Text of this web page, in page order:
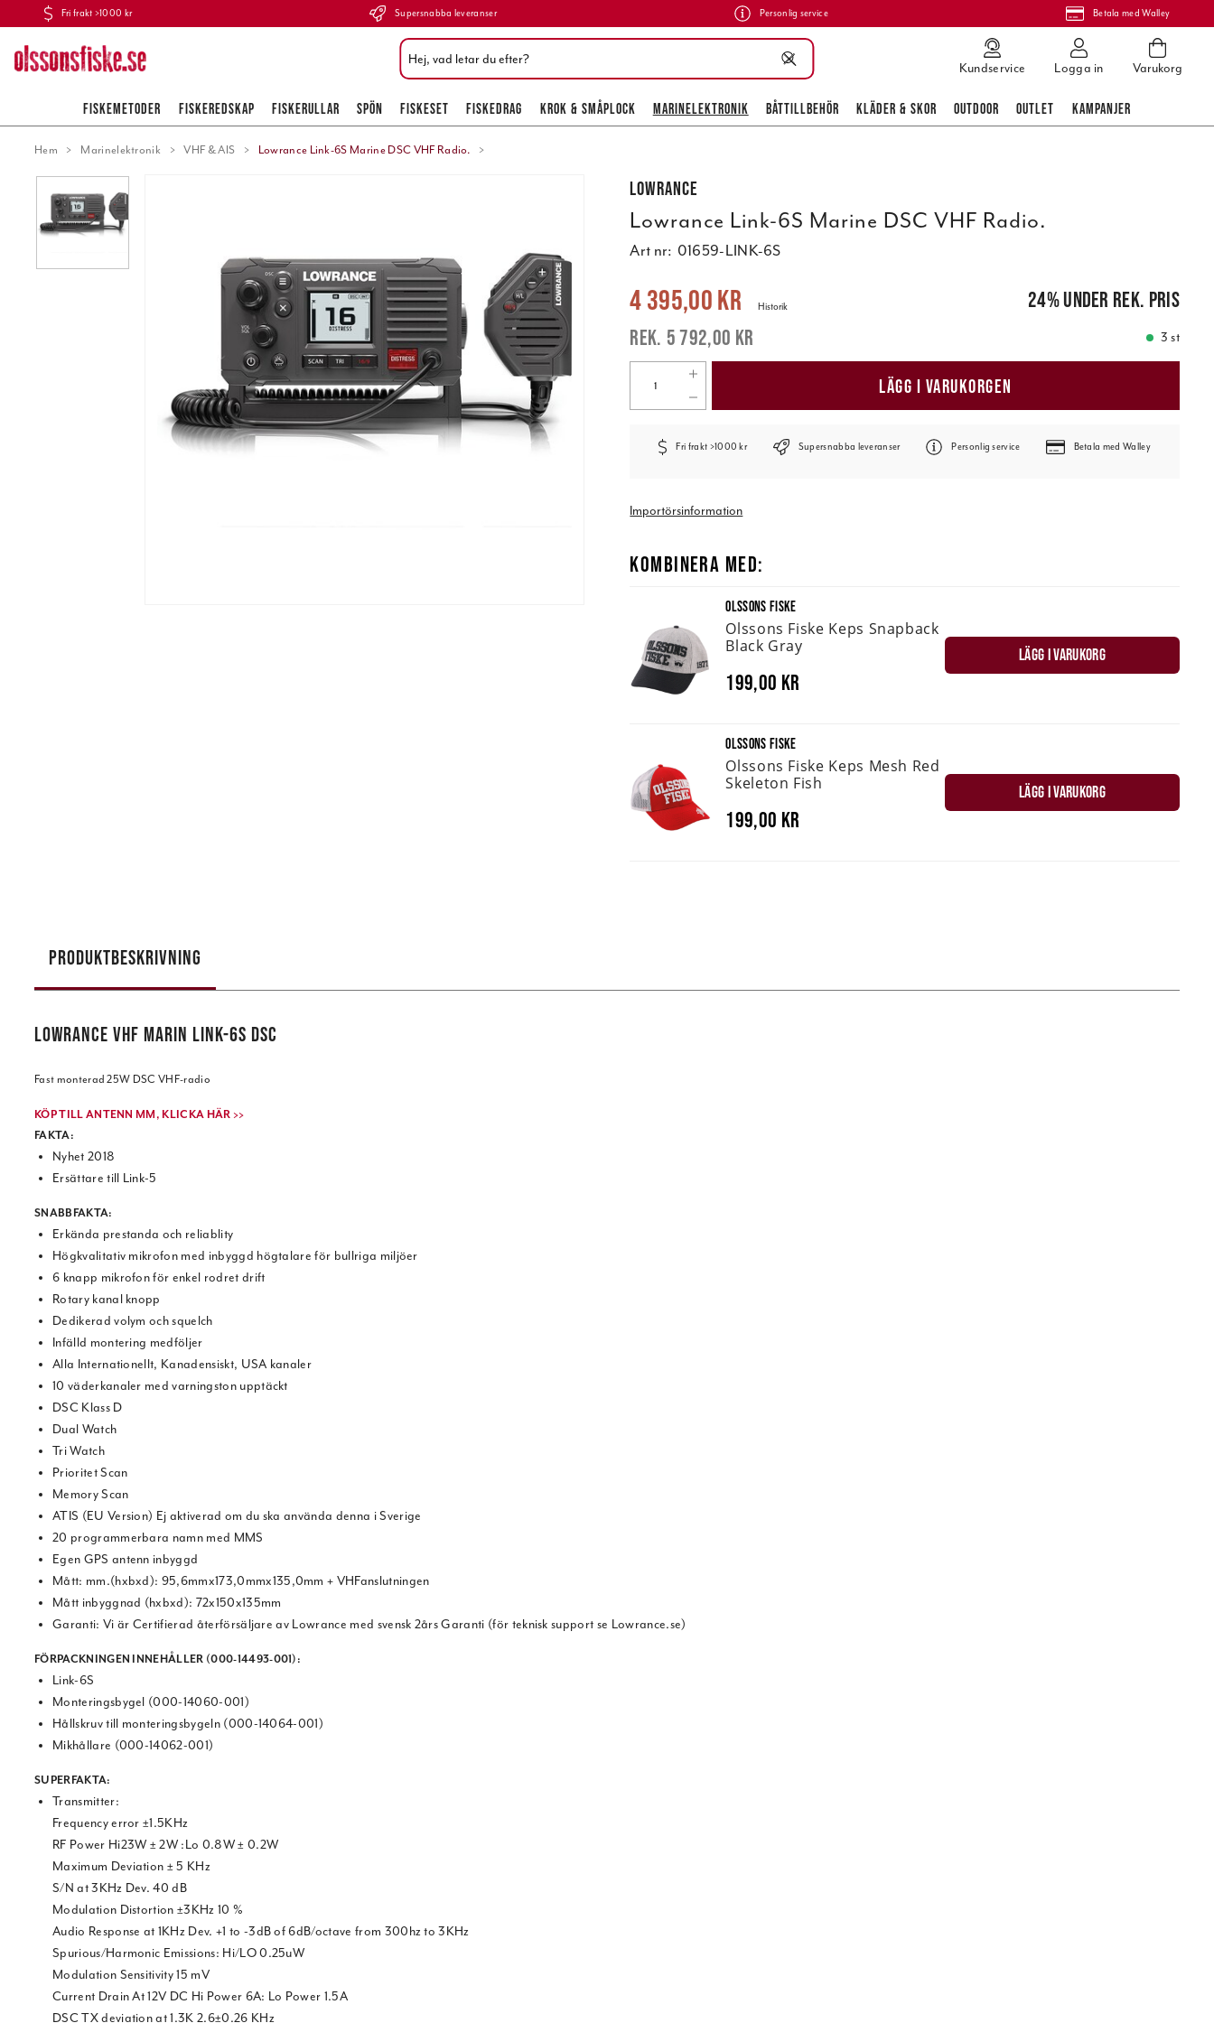
Fri frakt >1000 kr Supersnabba leveranser Personlig service Betala med Walley
Kundservice Logga in Varukorg
FISKEMETODER FISKEREDSKAP FISKERULLAR SPÖN FISKESET FISKEDRAG KROK & SMÅPLOCK MARINELEKTRONIK BÅTTILLBEHÖR KLÄDER & SKOR OUTDOOR OUTLET KAMPANJER
Hem Marinelektronik VHF & AIS Lowrance Link-6S Marine DSC VHF Radio.
Lowrance
Lowrance Link-6S Marine DSC VHF Radio.
Art nr: 01659-LINK-6S
Nuvarande pris: 4 395,00 kr
4 395,00 kr
5 792,00 kr
Historik 24%under rek. pris
3 st
LÄGG I VARUKORGEN
Fri frakt >1000 kr Supersnabba leveranser Personlig service Betala med Walley
Importörsinformation
KOMBINERA MED:
OLSSONS FISKE
Olssons Fiske Keps Snapback
Black Gray
199,00 kr
LÄGG I VARUKORG
OLSSONS FISKE
Olssons Fiske Keps Mesh Red
Skeleton Fish
199,00 kr
LÄGG I VARUKORG
PRODUKTBESKRIVNING
LOWRANCE VHF MARIN LINK-6S DSC
Fast monterad 25W DSC VHF-radio
KÖP TILL ANTENN MM, KLICKA HÄR >>
FAKTA:
Nyhet 2018
Ersättare till Link-5
SNABBFAKTA:
Erkända prestanda och reliablity
Högkvalitativ mikrofon med inbyggd högtalare för bullriga miljöer
6 knapp mikrofon för enkel rodret drift
Rotary kanal knopp
Dedikerad volym och squelch
Infälld montering medföljer
Alla Internationellt, Kanadensiskt, USA kanaler
10 väderkanaler med varningston upptäckt
DSC Klass D
Dual Watch
Tri Watch
Prioritet Scan
Memory Scan
ATIS (EU Version) Ej aktiverad om du ska använda denna i Sverige
20 programmerbara namn med MMS
Egen GPS antenn inbyggd
Mått: mm.(hxbxd): 95,6mmx173,0mmx135,0mm + VHFanslutningen
Mått inbyggnad (hxbxd): 72x150x135mm
Garanti: Vi är Certifierad återförsäljare av Lowrance med svensk 2års Garanti (för teknisk support se Lowrance.se)
FÖRPACKNINGEN INNEHÅLLER (000-14493-001):
Link-6S
Monteringsbygel (000-14060-001)
Hållskruv till monteringsbygeln (000-14064-001)
Mikhållare (000-14062-001)
SUPERFAKTA:
Transmitter:
Frequency error ±1.5KHz
RF Power Hi23W ± 2W :Lo 0.8W ± 0.2W
Maximum Deviation ± 5 KHz
S/N at 3KHz Dev. 40 dB
Modulation Distortion ±3KHz 10 %
Audio Response at 1KHz Dev. +1 to -3dB of 6dB/octave from 300hz to 3KHz
Spurious/Harmonic Emissions: Hi/LO 0.25uW
Modulation Sensitivity 15 mV
Current Drain At 12V DC Hi Power 6A: Lo Power 1.5A
DSC TX deviation at 1.3K 2.6±0.26 KHz